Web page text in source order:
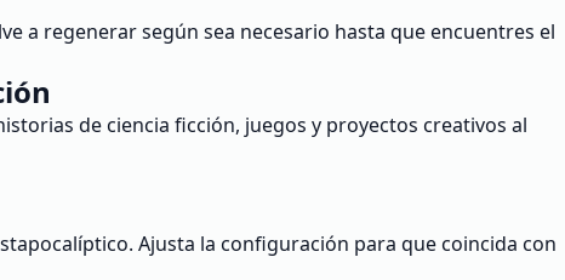
a regenerar según sea necesario hasta que encuentres el
de ciencia ficción, juegos y proyectos creativos al
Ajusta la configuración para que coincida con